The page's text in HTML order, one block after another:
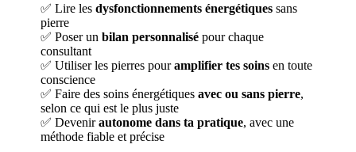
✅ Lire lesdysfonctionnements énergétiques sans
pierre
✅ Poser unbilan personnalisé pour chaque
consultant
✅ Utiliser les pierres pouramplifier tes soins en toute
conscience
✅ Faire des soins énergétiquesavec ou sans pierre,
selon ce qui est le plus juste
✅ Devenirautonome dans ta pratique, avec une
méthode fiable et précise